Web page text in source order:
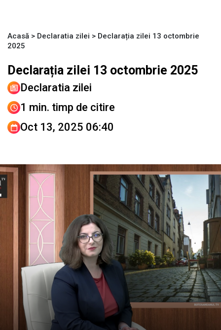
Acasă > Declaratia zilei > Declarația zilei 13 octombrie
2025
Declarația zilei 13 octombrie 2025
Declaratia zilei
1 min. timp de citire
Oct 13, 2025 06:40